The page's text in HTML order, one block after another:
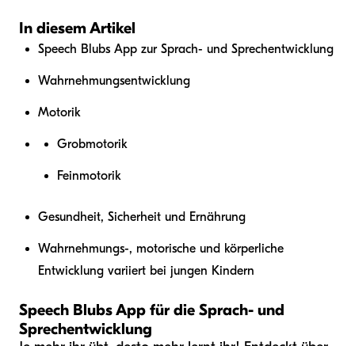
In diesem Artikel
Speech Blubs App zur Sprach- und Sprechentwicklung
Wahrnehmungsentwicklung
Motorik
Grobmotorik
Feinmotorik
Gesundheit, Sicherheit und Ernährung
Wahrnehmungs-, motorische und körperliche
Entwicklung variiert bei jungen Kindern
Speech Blubs App für die Sprach- und
Sprechentwicklung